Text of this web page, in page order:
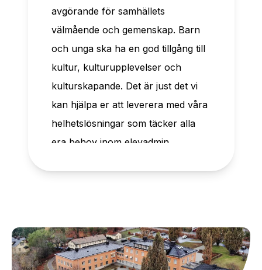
avgörande för samhällets
välmående och gemenskap. Barn
och unga ska ha en god tillgång till
kultur, kulturupplevelser och
kulturskapande. Det är just det vi
kan hjälpa er att leverera med våra
helhetslösningar som täcker alla
era behov inom elevadmin,